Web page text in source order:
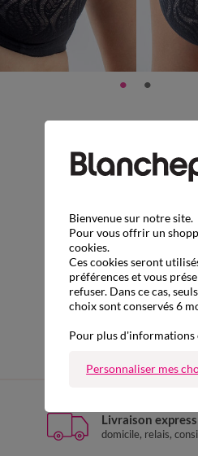
Livraison express
domicile, relais,
Bienvenue sur notre site.
Pour vous offrir un
cookies.
Ces cookies seront
préférences et vous
refuser. Dans ce cas,
choix sont conservés 6
Pour plus d'informations
Personnaliser mes